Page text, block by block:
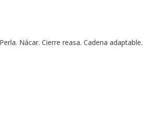
Nácar. Cierre reasa. Cadena adaptable.